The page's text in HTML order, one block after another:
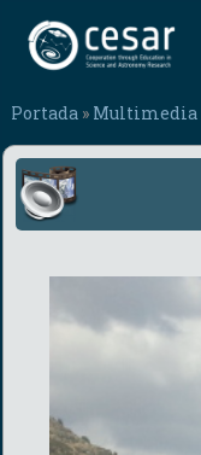
Portada » Multimedia